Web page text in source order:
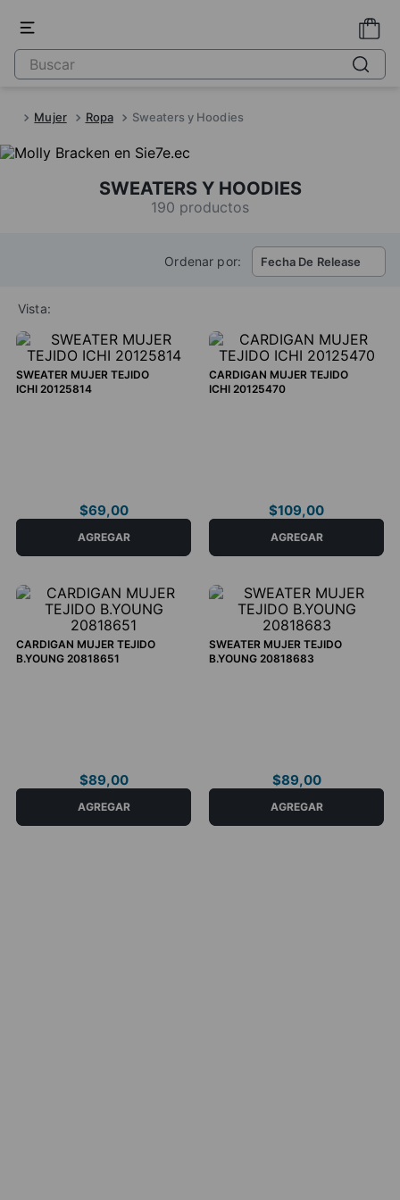
Mujer Ropa Sweaters y Hoodies
SWEATERS Y HOODIES
190 productos
Ordenar por: Fecha De Release
Vista:
SWEATER MUJER TEJIDO
ICHI 20125814
$69,00
COMPRAR AHORA
AGREGAR
CARDIGAN MUJER TEJIDO
ICHI 20125470
$109,00
COMPRAR AHORA
AGREGAR
CARDIGAN MUJER TEJIDO
B.YOUNG 20818651
$89,00
COMPRAR AHORA
AGREGAR
SWEATER MUJER TEJIDO
B.YOUNG 20818683
$89,00
COMPRAR AHORA
AGREGAR